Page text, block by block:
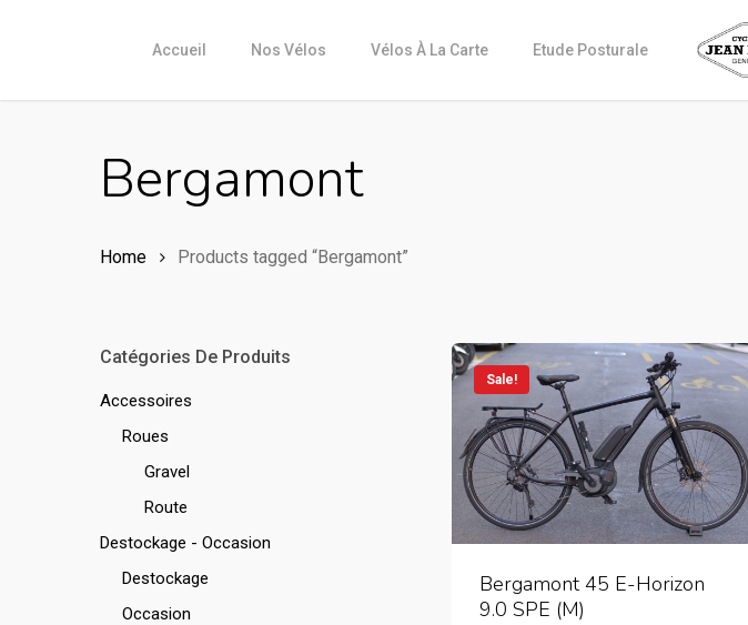
Accueil Nos Vélos Vélos À La Carte Etude Posturale
Bergamont
Home Products tagged “Bergamont”
Catégories De Produits
Accessoires
Roues
Gravel
Route
Destockage - Occasion
Destockage
Occasion
Sale!
Bergamont 45 E-Horizon
9.0 SPE (M)